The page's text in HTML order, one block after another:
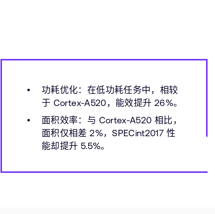
功耗优化：在低功耗任务中，相较
于 Cortex-A520，能效提升 26%。
面积效率：与 Cortex-A520 相比，
面积仅相差 2%，SPECint2017 性
能却提升 5.5%。